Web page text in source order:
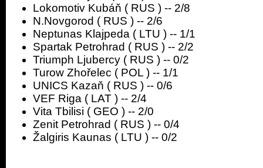
Lokomotiv Kubáň ( RUS ) -- 2/8
N.Novgorod ( RUS ) -- 2/6
Neptunas Klajpeda ( LTU ) -- 1/1
Spartak Petrohrad ( RUS ) -- 2/2
Triumph Ljubercy ( RUS ) -- 0/2
Turow Zhořelec ( POL ) -- 1/1
UNICS Kazaň ( RUS ) -- 0/6
VEF Riga ( LAT ) -- 2/4
Vita Tbilisi ( GEO ) -- 2/0
Zenit Petrohrad ( RUS ) -- 0/4
Žalgiris Kaunas ( LTU ) -- 0/2